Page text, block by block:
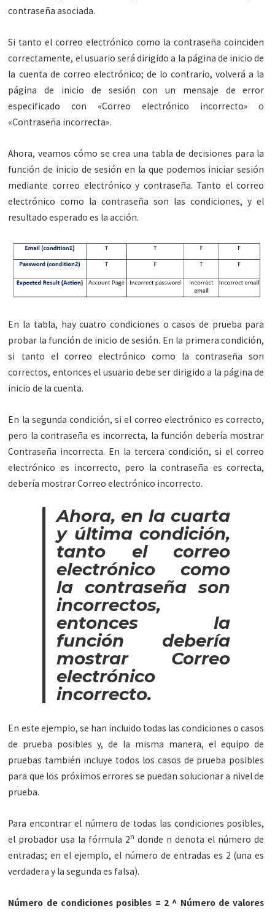
contraseña asociada.
Si tanto el correo electrónico como la contraseña coinciden
correctamente, el usuario será dirigido a la página de inicio de
la cuenta de correo electrónico; de lo contrario, volverá a la
página de inicio de sesión con un mensaje de error
especificado con «Correo electrónico incorrecto» o
«Contraseña incorrecta».
Ahora, veamos cómo se crea una tabla de decisiones para la
función de inicio de sesión en la que podemos iniciar sesión
mediante correo electrónico y contraseña. Tanto el correo
electrónico como la contraseña son las condiciones, y el
resultado esperado es la acción.
En la tabla, hay cuatro condiciones o casos de prueba para
probar la función de inicio de sesión. En la primera condición,
si tanto el correo electrónico como la contraseña son
correctos, entonces el usuario debe ser dirigido a la página de
inicio de la cuenta.
En la segunda condición, si el correo electrónico es correcto,
pero la contraseña es incorrecta, la función debería mostrar
Contraseña incorrecta. En la tercera condición, si el correo
electrónico es incorrecto, pero la contraseña es correcta,
debería mostrar Correo electrónico incorrecto.
Ahora, en la cuarta
y última condición,
tanto el correo
electrónico como
la contraseña son
incorrectos,
entonces la
función debería
mostrar Correo
electrónico
incorrecto.
En este ejemplo, se han incluido todas las condiciones o casos
de prueba posibles y, de la misma manera, el equipo de
pruebas también incluye todos los casos de prueba posibles
para que los próximos errores se puedan solucionar a nivel de
prueba.
Para encontrar el número de todas las condiciones posibles,
el probador usa la fórmula 2n donde n denota el número de
entradas; en el ejemplo, el número de entradas es 2 (una es
verdadera y la segunda es falsa).
Número de condiciones posibles = 2 ^ Número de valores